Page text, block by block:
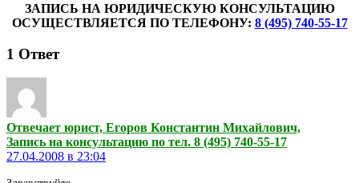
ЗАПИСЬ НА ЮРИДИЧЕСКУЮ КОНСУЛЬТАЦИЮ
ОСУЩЕСТВЛЯЕТСЯ ПО ТЕЛЕФОНУ: 8 (495) 740-55-17
1 Ответ
Отвечает юрист, Егоров Константин Михайлович,
Запись на консультацию по тел. 8 (495) 740-55-17
27.04.2008 в 23:04